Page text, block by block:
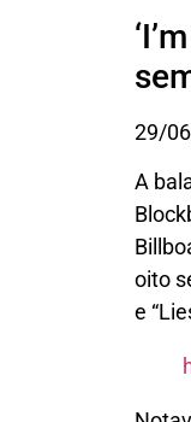
29/
A
oito
e